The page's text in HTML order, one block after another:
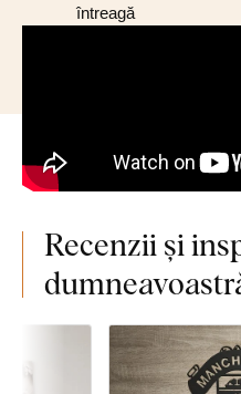
întreagă
Recenzii și